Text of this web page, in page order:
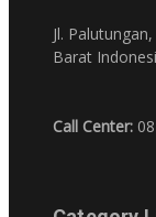
Jl.
Barat
Call Center: